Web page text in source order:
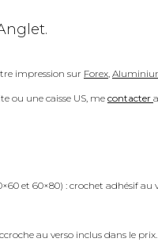
impression sur Forex,
ou une caisse US, me contacter
et 60×80) : crochet adhésif au
au verso inclus dans le prix.